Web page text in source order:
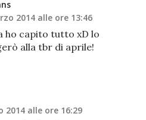
2014 alle ore 13:46
ho capito tutto xD lo
alla tbr di aprile!
2014 alle ore 16:29